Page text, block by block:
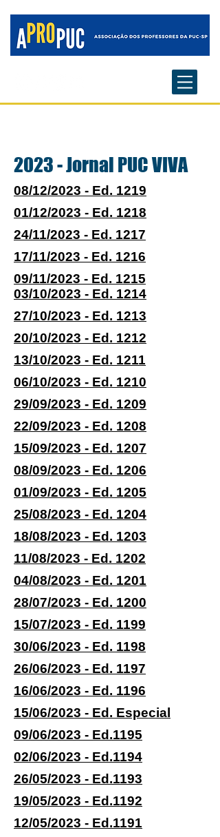
2023 - Jornal PUC VIVA
08/12/2023 - Ed. 1219
01/12/2023 - Ed. 1218
24/11/2023 - Ed. 1217
17/11/2023 - Ed. 1216
09/11/2023 - Ed. 1215
03/10/2023 - Ed. 1214
27/10/2023 - Ed. 1213
20/10/2023 - Ed. 1212
13/10/2023 - Ed. 1211
06/10/2023 - Ed. 1210
29/09/2023 - Ed. 1209
22/09/2023 - Ed. 1208
15/09/2023 - Ed. 1207
08/09/2023 - Ed. 1206
01/09/2023 - Ed. 1205
25/08/2023 - Ed. 1204
18/08/2023 - Ed. 1203
11/08/2023 - Ed. 1202
04/08/2023 - Ed. 1201
28/07/2023 - Ed. 1200
15/07/2023 - Ed. 1199
30/06/2023 - Ed. 1198
26/06/2023 - Ed. 1197
16/06/2023 - Ed. 1196
15/06/2023 - Ed. Especial
09/06/2023 - Ed.1195
02/06/2023 - Ed.1194
26/05/2023 - Ed.1193
19/05/2023 - Ed.1192
12/05/2023 - Ed.1191